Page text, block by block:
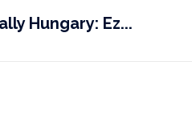
Hungary: Ez...